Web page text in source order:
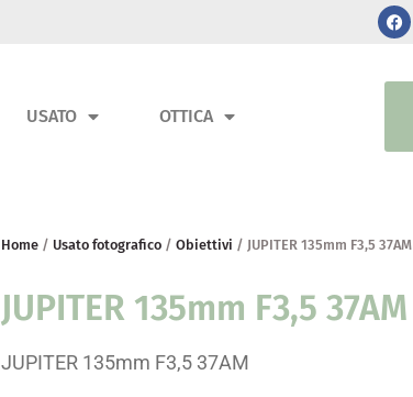
USATO OTTICA
Home / Usato fotografico / Obiettivi / JUPITER 135mm F3,5 37AM
JUPITER 135mm F3,5 37AM
JUPITER 135mm F3,5 37AM